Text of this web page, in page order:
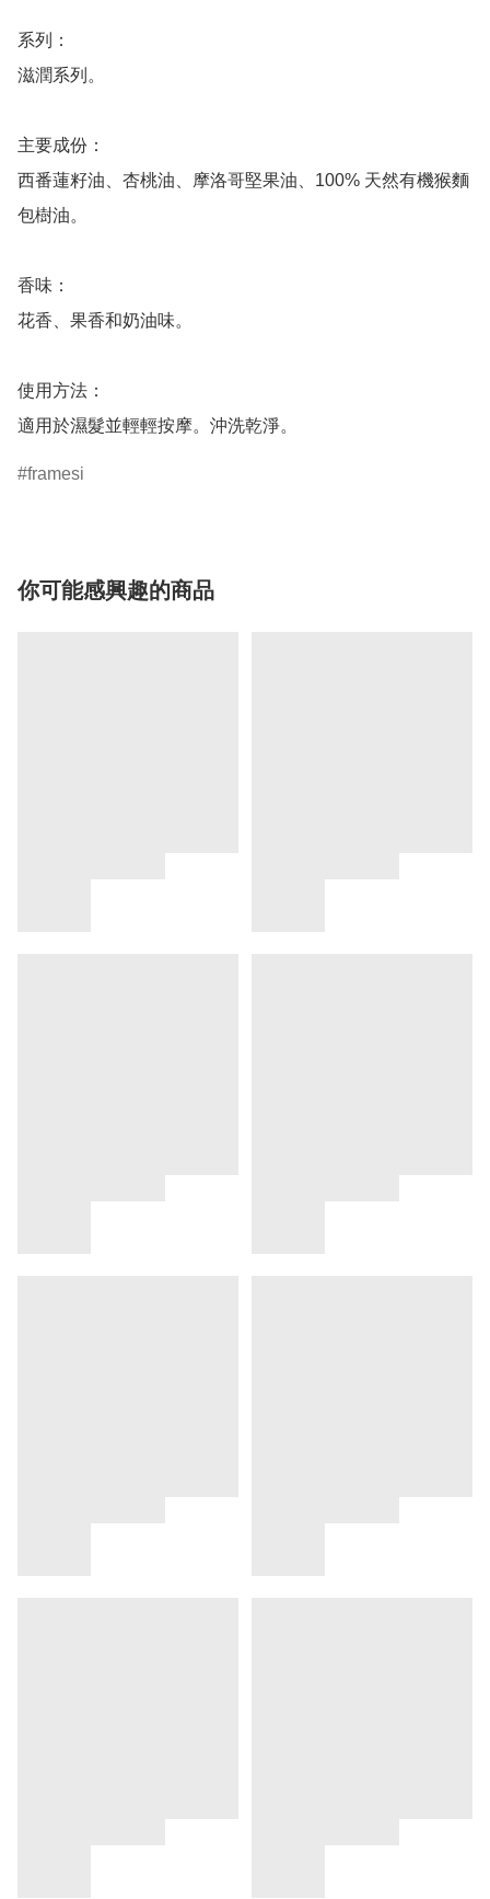
系列：
滋潤系列。
主要成份：
西番蓮籽油、杏桃油、摩洛哥堅果油、100% 天然有機猴麵
包樹油。
香味：
花香、果香和奶油味。
使用方法：
framesi
你可能感興趣的商品